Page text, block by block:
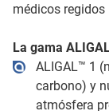
médicos
La gama
ALIGAL™ 1
carbono) y
atmósfera